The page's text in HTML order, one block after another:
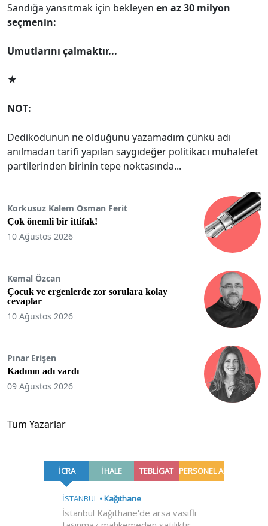
Sandığa yansıtmak için bekleyen en az 30 milyon
seçmenin:
Umutlarını çalmaktır...
★
NOT:
Dedikodunun ne olduğunu yazamadım çünkü adı
anılmadan tarifi yapılan saygıdeğer politikacı muhalefet
partilerinden birinin tepe noktasında...
Korkusuz Kalem Osman Ferit
Çok önemli bir ittifak!
10 Ağustos 2026
Kemal Özcan
Çocuk ve ergenlerde zor sorulara kolay
cevaplar
10 Ağustos 2026
Pınar Erişen
Kadının adı vardı
09 Ağustos 2026
Tüm Yazarlar